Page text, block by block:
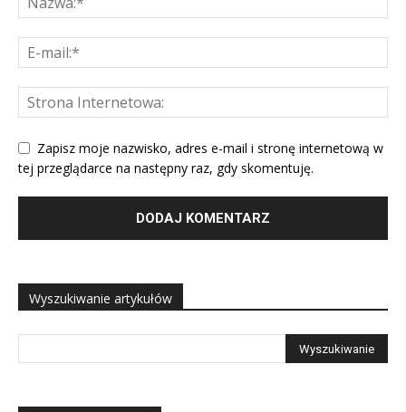
Zapisz moje nazwisko, adres e-mail i stronę internetową w
tej przeglądarce na następny raz, gdy skomentuję.
Wyszukiwanie artykułów